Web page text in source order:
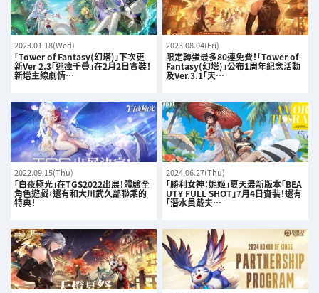
2023.01.18(Wed)
「Tower of Fantasy(幻塔)」下次更
新Ver 2.3「迷瘴千疊」在2月2日實裝！
新增主線劇情…
2023.08.04(Fri)
限定轉蛋最多80連免費！「Tower of
Fantasy(幻塔)」公布1周年紀念活動
及Ver.3.1「天…
2022.09.15(Thu)
「白夜極光」在TGS2022出展！體驗全
角色遊戲，還有和大川武久部聯乘的
特典！
2024.06.27(Thu)
「勝利女神：妮姬」夏天最新版本「BEA
UTY FULL SHOT」7月4日實裝！還有
「潛水員戴夫…